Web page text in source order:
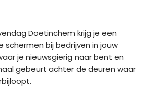
Doetinchem krijg je een
schermen bij bedrijven in jouw
je nieuwsgierig naar bent en
gebeurt achter de deuren waar